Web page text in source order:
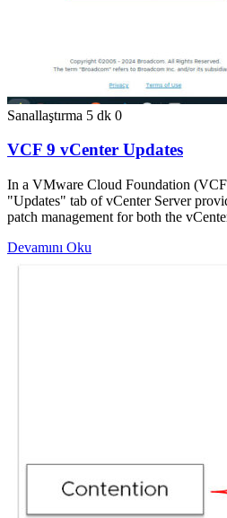
Sanallaştırma 5 dk 0
VCF 9 vCenter Updates
In a VMware Cloud Foundation
"Updates" tab of vCenter Server
patch management for both the
Devamını Oku